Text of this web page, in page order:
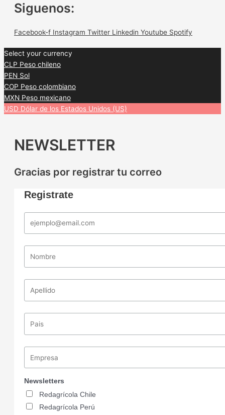
Siguenos:
Facebook-f Instagram Twitter Linkedin Youtube Spotify
Select your currency
CLP Peso chileno
PEN Sol
COP Peso colombiano
MXN Peso mexicano
USD Dólar de los Estados Unidos (US)
NEWSLETTER
Gracias por registrar tu correo
Registrate
Newsletters
Redagrícola Chile
Redagrícola Perú